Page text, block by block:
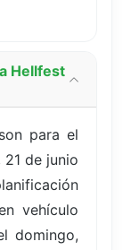
Hellfest
para el
de junio
vehículo
domingo,